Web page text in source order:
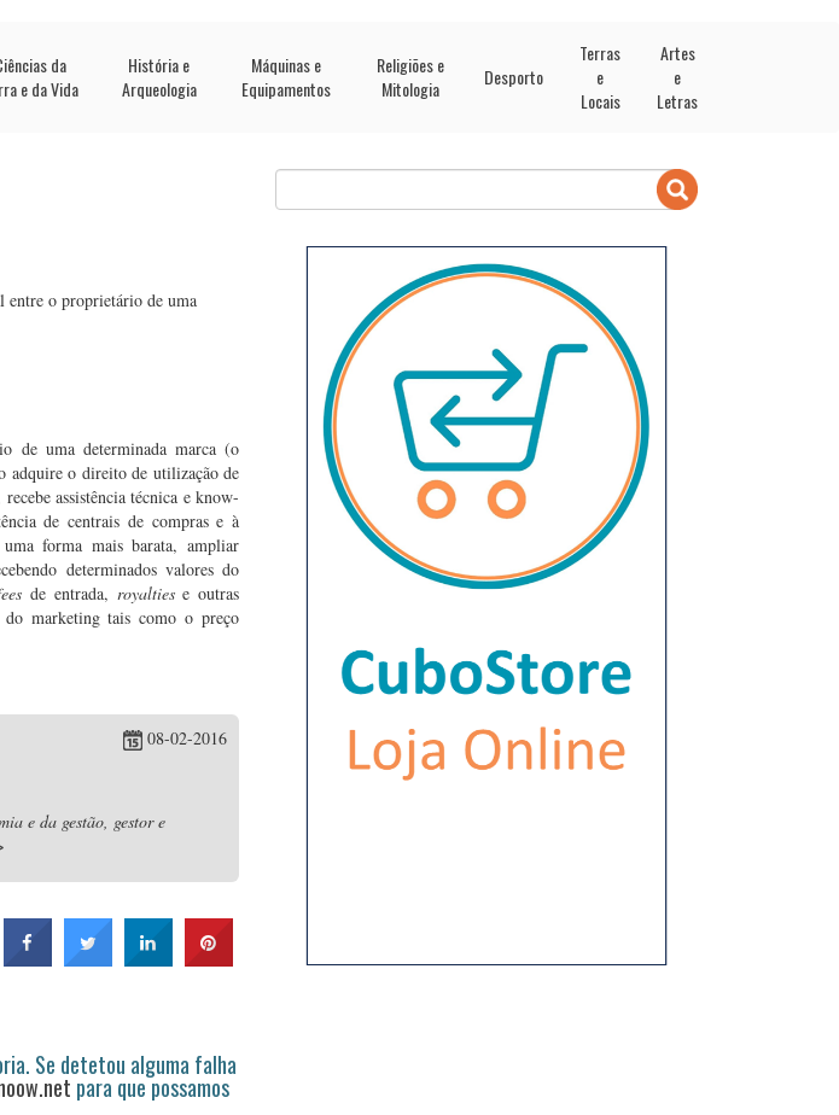
da
e da Vida
História e
Arqueologia
Máquinas e
Equipamentos
Religiões e
Mitologia
Desporto
Terras
e
Locais
Artes
e
Letras
entre o proprietário de uma
de uma determinada marca (o
adquire o direito de utilização de
assistência técnica e know-
de centrais de compras e à
forma mais barata, ampliar
determinados valores do
de entrada, royaltiese outras
do marketing tais como o preço
08-02-2016
e da gestão, gestor e
Se detetou alguma falha
para que possamos